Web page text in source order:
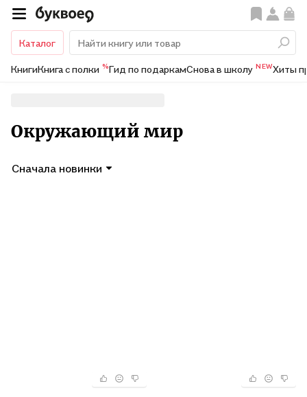
Каталог
КнигиКнига с полки %Гид по подаркамСнова в школу NEWХиты
Окружающий мир
Сначала новинки